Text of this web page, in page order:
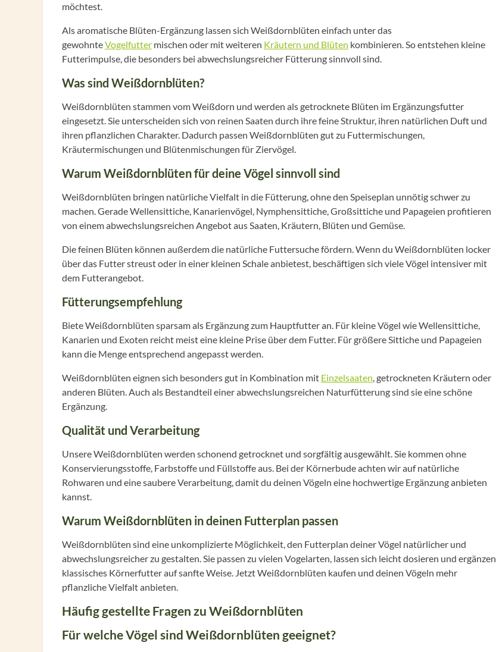
möchtest.
Als aromatische Blüten-Ergänzung lassen sich Weißdornblüten einfach unter das
gewohnteVogelfutter mischen oder mit weiteren Kräutern und Blüten kombinieren. So entstehen kleine
Futterimpulse, die besonders bei abwechslungsreicher Fütterung sinnvoll sind.
Was sind Weißdornblüten?
Weißdornblüten stammen vom Weißdorn und werden als getrocknete Blüten im Ergänzungsfutter
eingesetzt. Sie unterscheiden sich von reinen Saaten durch ihre feine Struktur, ihren natürlichen Duft und
ihren pflanzlichen Charakter. Dadurch passen Weißdornblüten gut zu Futtermischungen,
Kräutermischungen und Blütenmischungen für Ziervögel.
Warum Weißdornblüten für deine Vögel sinnvoll sind
Weißdornblüten bringen natürliche Vielfalt in die Fütterung, ohne den Speiseplan unnötig schwer zu
machen. Gerade Wellensittiche, Kanarienvögel, Nymphensittiche, Großsittiche und Papageien profitieren
von einem abwechslungsreichen Angebot aus Saaten, Kräutern, Blüten und Gemüse.
Die feinen Blüten können außerdem die natürliche Futtersuche fördern. Wenn du Weißdornblüten locker
über das Futter streust oder in einer kleinen Schale anbietest, beschäftigen sich viele Vögel intensiver mit
dem Futterangebot.
Fütterungsempfehlung
Biete Weißdornblüten sparsam als Ergänzung zum Hauptfutter an. Für kleine Vögel wie Wellensittiche,
Kanarien und Exoten reicht meist eine kleine Prise über dem Futter. Für größere Sittiche und Papageien
kann die Menge entsprechend angepasst werden.
Weißdornblüten eignen sich besonders gut in Kombination mit Einzelsaaten, getrockneten Kräutern oder
anderen Blüten. Auch als Bestandteil einer abwechslungsreichen Naturfütterung sind sie eine schöne
Ergänzung.
Qualität und Verarbeitung
Unsere Weißdornblüten werden schonend getrocknet und sorgfältig ausgewählt. Sie kommen ohne
Konservierungsstoffe, Farbstoffe und Füllstoffe aus. Bei der Körnerbude achten wir auf natürliche
Rohwaren und eine saubere Verarbeitung, damit du deinen Vögeln eine hochwertige Ergänzung anbieten
kannst.
Warum Weißdornblüten in deinen Futterplan passen
Weißdornblüten sind eine unkomplizierte Möglichkeit, den Futterplan deiner Vögel natürlicher und
abwechslungsreicher zu gestalten. Sie passen zu vielen Vogelarten, lassen sich leicht dosieren und ergänzen
klassisches Körnerfutter auf sanfte Weise. Jetzt Weißdornblüten kaufen und deinen Vögeln mehr
pflanzliche Vielfalt anbieten.
Häufig gestellte Fragen zu Weißdornblüten
Für welche Vögel sind Weißdornblüten geeignet?